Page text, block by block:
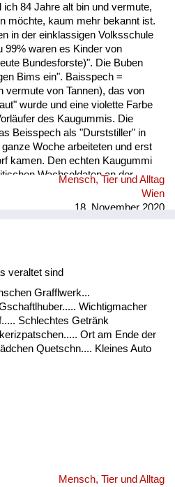
84 Jahre alt bin und vermute,
möchte, kaum mehr bekannt ist.
in der einklassigen Volksschule
99% waren es Kinder von
Bundesforste)". Die Buben
Bims ein". Baisspech =
vermute von Tannen), das von
wurde und eine violette Farbe
des Kaugummis. Die
Beisspech als "Durststiller" in
Woche arbeiteten und erst
kamen. Den echten Kaugummi
Wachsoldaten an der
ihren Dienst versahen,
wir von ihnen solchen
Mensch, Tier und Alltag
Wien
18. November 2020
veraltet sind
Grafflwerk...
Wichtigmacher
Schlechtes Getränk
Ort am Ende der
Quetschn.... Kleines Auto
Mensch, Tier und Alltag